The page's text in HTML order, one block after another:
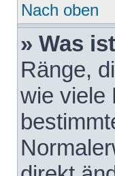
Nach oben
» Was
Ränge,
wie viele